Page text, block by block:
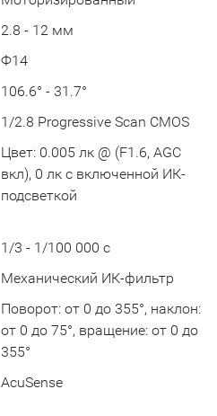
2.8 - 12 мм
Ф14
106.6° - 31.7°
1/2.8 Progressive Scan CMOS
Цвет: 0.005 лк @ (F1.6, AGC
вкл), 0 лк с включенной ИК-
подсветкой
1/3 - 1/100 000 с
Механический ИК-фильтр
Поворот: от 0 до 355°, наклон:
от 0 до 75°, вращение: от 0 до
355°
AcuSense